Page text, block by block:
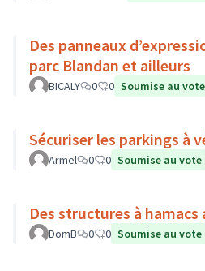
Des panneaux
parc Blandan et ailleurs
BICALY 0 0 Soumise au vote
Sécuriser les parkings à
Armel 0 0 Soumise au vote
Des structures à hamacs
DomB 0 0 Soumise au vote